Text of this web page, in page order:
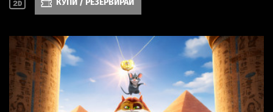
КУПИ / РЕЗЕРВИРАЙ